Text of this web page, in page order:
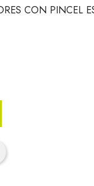
CON PINCEL